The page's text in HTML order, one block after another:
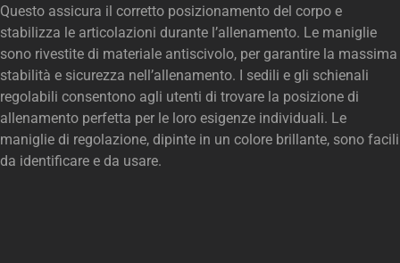
Questo assicura il corretto posizionamento del corpo e
stabilizza le articolazioni durante l’allenamento. Le maniglie
sono rivestite di materiale antiscivolo, per garantire la massima
stabilità e sicurezza nell’allenamento. I sedili e gli schienali
regolabili consentono agli utenti di trovare la posizione di
allenamento perfetta per le loro esigenze individuali. Le
maniglie di regolazione, dipinte in un colore brillante, sono facili
da identificare e da usare.